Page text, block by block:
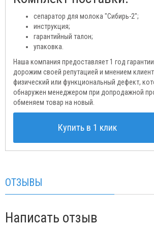
сепаратор для молока "Сибирь-2";
инструкция;
гарантийный талон;
упаковка.
Наша компания предоставляет 1 год
дорожим своей репутацией и мнением
физический или функциональный дефект,
обнаружен менеджером при допродажной
обменяем товар на новый.
Купить в 1 клик
ОТЗЫВЫ
Написать отзыв